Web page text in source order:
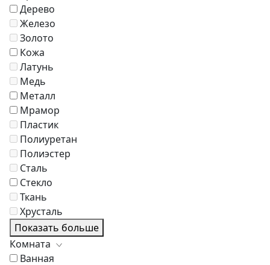
Дерево
Железо
Золото
Кожа
Латунь
Медь
Металл
Мрамор
Пластик
Полиуретан
Полиэстер
Сталь
Стекло
Ткань
Хрусталь
Показать больше
Комната
Ванная